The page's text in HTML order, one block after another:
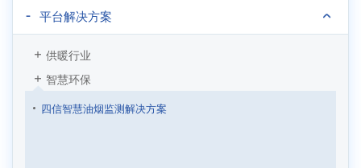
平台解决方案
供暖行业
智慧环保
四信智慧油烟监测解决方案